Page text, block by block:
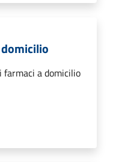
farmaci a domicilio